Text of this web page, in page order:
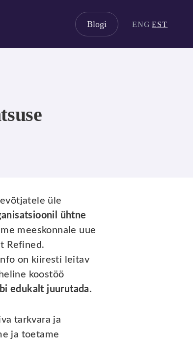
Blogi ENG|EST
üle
ühtne
meeskonnale uue
Refined.
on kiiresti leitav
koostöö
edukalt juurutada.
tarkvara ja
ja toetame